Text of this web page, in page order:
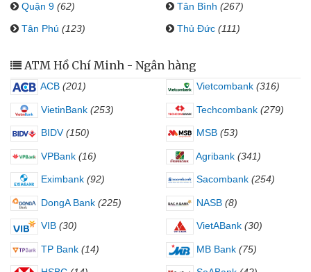
Quận 9 (62) Tân Bình (267)
Tân Phú (123) Thủ Đức (111)
ATM Hồ Chí Minh - Ngân hàng
ACB (201) Vietcombank (316)
VietinBank (253) Techcombank (279)
BIDV (150) MSB (53)
VPBank (16) Agribank (341)
Eximbank (92) Sacombank (254)
DongA Bank (225) NASB (8)
VIB (30) VietABank (30)
TP Bank (14) MB Bank (75)